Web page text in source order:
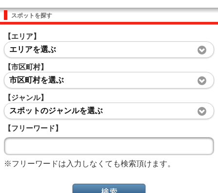
スポットを探す
【エリア】
エリアを選ぶ
【市区町村】
市区町村を選ぶ
【ジャンル】
スポットのジャンルを選ぶ
【フリーワード】
※フリーワードは入力しなくても検索頂けます。